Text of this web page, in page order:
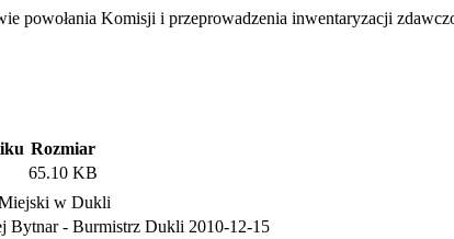
powołania Komisji i przeprowadzenia inwentaryzacji
Rozmiar
65.10 KB
w Dukli
Bytnar - Burmistrz Dukli 2010-12-15